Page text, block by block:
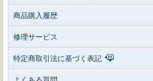
商品購入履歴
修理サービス
特定商取引法に基づく表記